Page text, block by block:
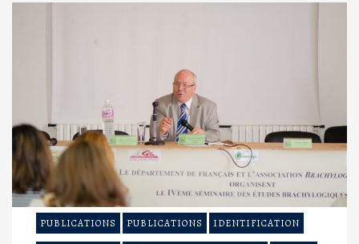
PUBLICATIONS PUBLICATIONS IDENTIFICATION